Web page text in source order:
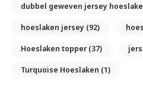
dubbel geweven jersey
hoeslaken jersey (92)
Hoeslaken topper (37)
Turquoise Hoeslaken (1)